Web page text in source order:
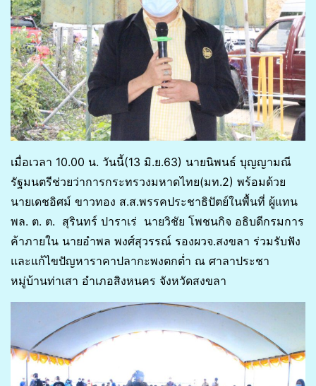
เมื่อเวลา 10.00​ น. วันนี้(13 มิ.ย.63)​ นายนิพนธ์ บุญญามณี
รัฐมนตรีช่วยว่าการกระทรวงมหาดไทย(มท.2)​ พร้อมด้วย
นายเดชอิศม์ ขาวทอง ส.ส.พรรคประชาธิปัตย์ในพื้นที่ ผู้แทน
พล. ต. ต. สุรินทร์ ปาราเร่ นายวิชัย โพชนกิจ อธิบดีกรมการ
ค้าภายใน นายอำพล พงศ์สุวรรณ์ รองผวจ.สงขลา ร่วมรับฟัง
และแก้ไขปัญหาราคาปลากะพงตกต่ำ ณ ศาลาประชา
หมู่บ้านท่าเสา อำเภอสิงหนคร จังหวัดสงขลา